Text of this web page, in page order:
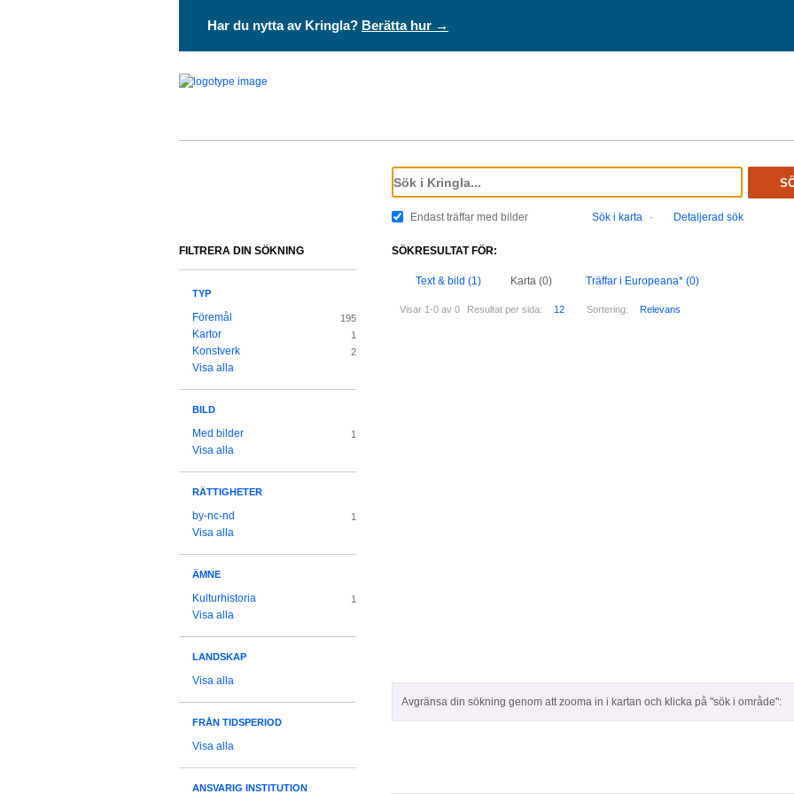
Har du nytta av Kringla? Berätta hur →
Endast träffar med bilder Sök i karta · Detaljerad sök
SÖKRESULTAT FÖR:
Text & bild (1) Karta (0) Träffar i Europeana* (0)
Visar 1-0 av 0 Resultat per sida: 12 Sortering: Relevans
Avgränsa din sökning genom att zooma in i kartan och klicka på "sök i område":
FILTRERA DIN SÖKNING
TYP
Föremål 195
Kartor 1
Konstverk 2
Visa alla
BILD
Med bilder 1
Visa alla
RÄTTIGHETER
by-nc-nd 1
Visa alla
ÄMNE
Kulturhistoria 1
Visa alla
LANDSKAP
Visa alla
FRÅN TIDSPERIOD
Visa alla
ANSVARIG INSTITUTION